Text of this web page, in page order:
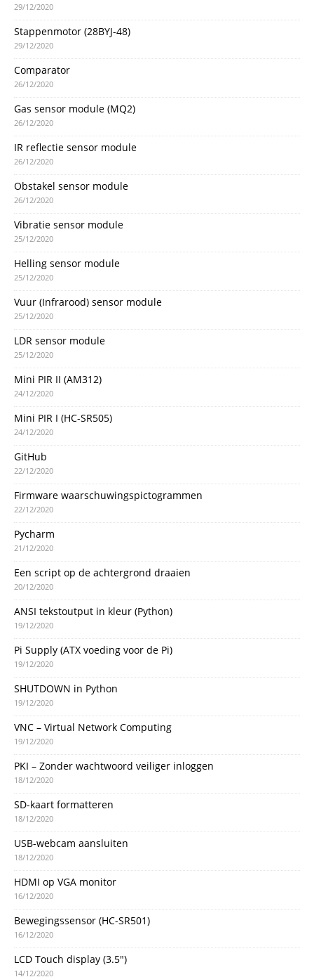
29/12/2020
Stappenmotor (28BYJ-48)
29/12/2020
Comparator
26/12/2020
Gas sensor module (MQ2)
26/12/2020
IR reflectie sensor module
26/12/2020
Obstakel sensor module
26/12/2020
Vibratie sensor module
25/12/2020
Helling sensor module
25/12/2020
Vuur (Infrarood) sensor module
25/12/2020
LDR sensor module
25/12/2020
Mini PIR II (AM312)
24/12/2020
Mini PIR I (HC-SR505)
24/12/2020
GitHub
22/12/2020
Firmware waarschuwingspictogrammen
22/12/2020
Pycharm
21/12/2020
Een script op de achtergrond draaien
20/12/2020
ANSI tekstoutput in kleur (Python)
19/12/2020
Pi Supply (ATX voeding voor de Pi)
19/12/2020
SHUTDOWN in Python
19/12/2020
VNC – Virtual Network Computing
19/12/2020
PKI – Zonder wachtwoord veiliger inloggen
18/12/2020
SD-kaart formatteren
18/12/2020
USB-webcam aansluiten
18/12/2020
HDMI op VGA monitor
16/12/2020
Bewegingssensor (HC-SR501)
16/12/2020
LCD Touch display (3.5″)
14/12/2020